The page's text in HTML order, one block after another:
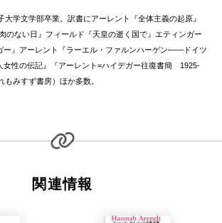
大学文学部卒業。訳書にアーレント『全体主義の起原』
のない日』フィールド『天皇の逝く国で』エティンガー
ー』アーレント『ラーエル・ファルンハーゲン——ドイツ
女性の伝記』『アーレント=ハイデガー往復書簡 1925-
みすず書房）ほか多数。
関連情報